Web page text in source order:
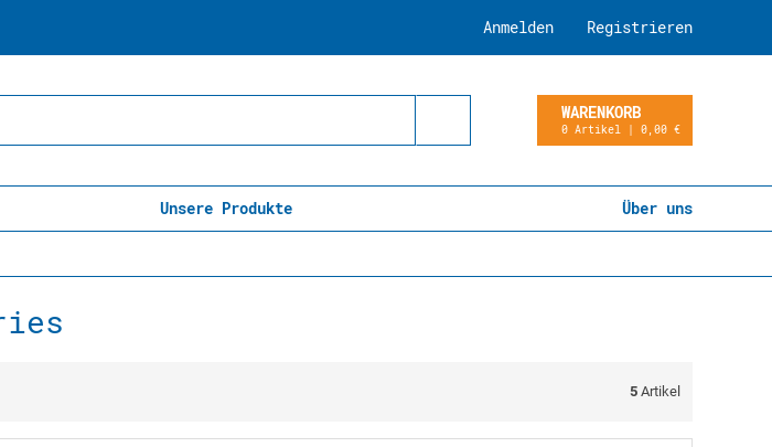
Registrieren
Anmelden
WARENKORB
0 Artikel | 0,00 €
Unsere Produkte Über uns
5 Artikel